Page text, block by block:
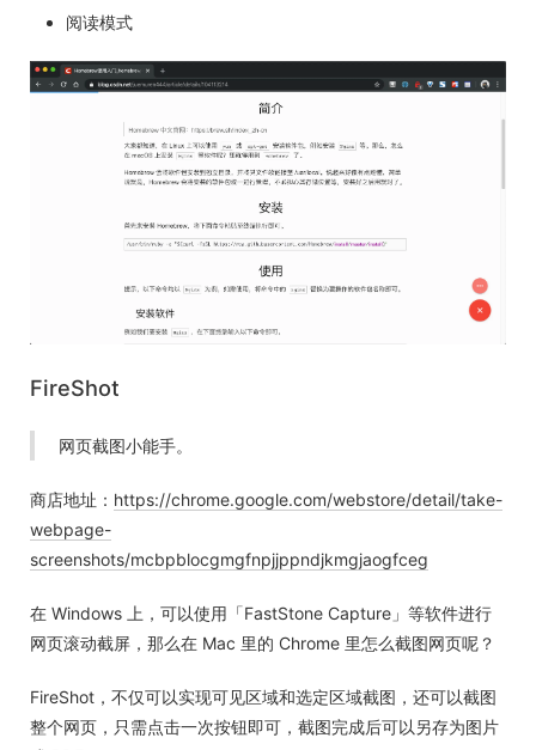
阅读模式
FireShot
网页截图小能手。
商店地址： https://chrome.google.com/webstore/detail/take-
webpage-
screenshots/mcbpblocgmgfnpjjppndjkmgjaogfceg
在 Windows 上，可以使用「FastStone Capture」等软件进行
网页滚动截屏，那么在 Mac 里的 Chrome 里怎么截图网页呢？
FireShot，不仅可以实现可见区域和选定区域截图，还可以截图
整个网页，只需点击一次按钮即可，截图完成后可以另存为图片